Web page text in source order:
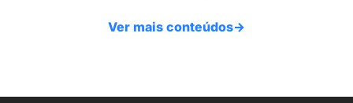
Ver mais conteúdos→